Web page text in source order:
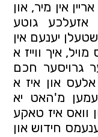
אין מיר, און
גוטע
יענעם אין
איך ווייז א
גרויסער חכם
און איז א
מ'האט יא
וואס איז טאקע
חידוש און